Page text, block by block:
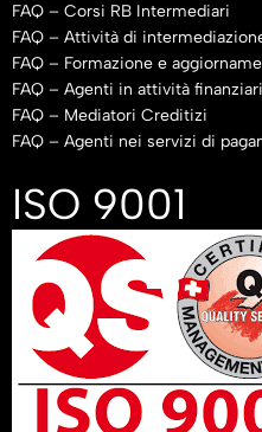
FAQ – Corsi RB Intermediari
FAQ – Attività di
FAQ – Formazione e
FAQ – Agenti in attività
FAQ – Mediatori Creditizi
FAQ – Agenti nei servizi di
ISO 9001